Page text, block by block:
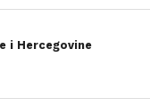
i Hercegovine